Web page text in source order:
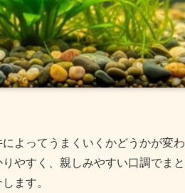
よってうまくいくかどうかが変わ
やすく、親しみやすい口調でまと
ます。